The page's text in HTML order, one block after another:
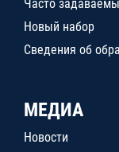
Часто
Новый набор
Сведения об
МЕДИА
Новости